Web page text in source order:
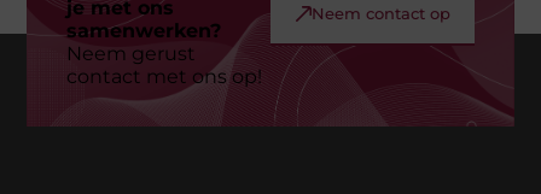
je met ons
samenwerken?
Neem gerust
contact met ons op!
Neem contact op